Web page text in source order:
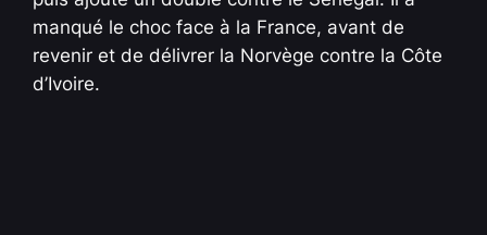
manqué le choc face à la France, avant de
revenir et de délivrer la Norvège contre la Côte
d’Ivoire.